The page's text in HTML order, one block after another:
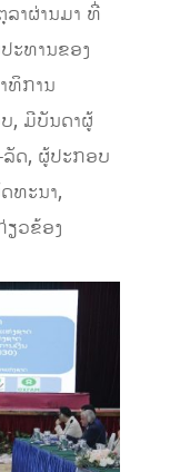
ລາຜ່ານມາ ທີ່
ະທານຂອງ
ທິການ
, ມີບັນດາຜູ້
ລັດ, ຜູ້ປະກອບ
ທະນາ,
ວຂ້ອງ